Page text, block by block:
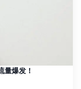
量爆发！